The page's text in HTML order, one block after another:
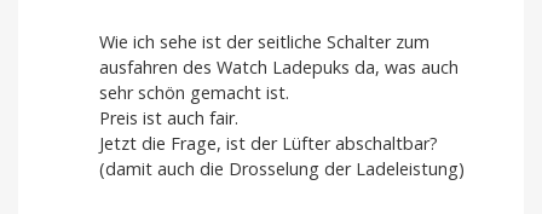
Wie ich sehe ist der seitliche Schalter zum
ausfahren des Watch Ladepuks da, was auch
sehr schön gemacht ist.
Preis ist auch fair.
Jetzt die Frage, ist der Lüfter abschaltbar?
(damit auch die Drosselung der Ladeleistung)